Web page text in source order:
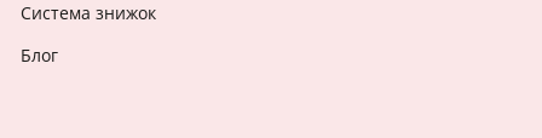
Система знижок
Блог